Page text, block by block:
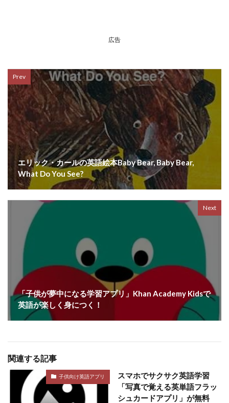
広告
Prev
エリック・カールの英語絵本Baby Bear, Baby Bear,
What Do You See?
Next
「子供が夢中になる学習アプリ」Khan Academy Kidsで
英語が楽しく身につく！
関連する記事
子供向け英語アプリ
スマホでサクサク英語学習
「写真で覚える英単語フラッ
シュカードアプリ」が無料